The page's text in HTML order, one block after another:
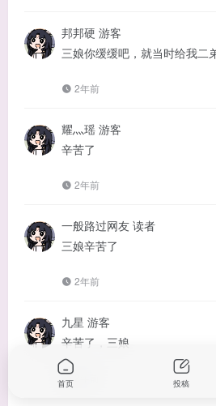
邦邦硬 游客
三娘你缓缓吧，就当时给我二
2年前
耀灬瑶 游客
辛苦了
2年前
一般路过网友 读者
三娘辛苦了
2年前
九星 游客
辛苦了，三娘
首页 投稿